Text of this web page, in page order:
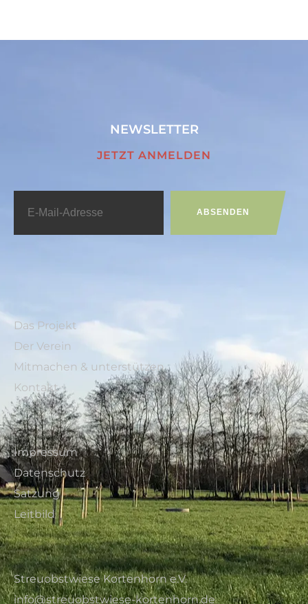
NEWSLETTER
JETZT ANMELDEN
Das Projekt
Der Verein
Mitmachen & unterstützen
Kontakt
Impressum
Datenschutz
Satzung
Leitbild
Streuobstwiese Kortenhorn e.V.
info@streuobstwiese-kortenhorn.de